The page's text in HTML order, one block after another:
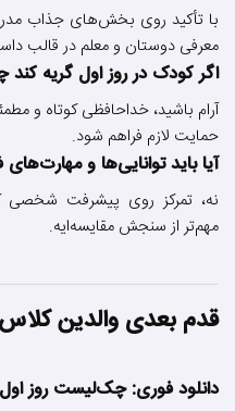
با تأکید روی بخش‌های جذاب
معرفی دوستان و معلم در قالب
اگر کودک در روز اول گریه کند
آرام باشید، خداحافظی کوتاه و
حمایت لازم فراهم شود.
آیا باید توانایی‌ها و
نه، تمرکز روی پیشرفت شخصی
مهم‌تر از سنجش مقایسه‌ایه.
قدم بعدی والدین
دانلود فوری: چک‌لیست روز